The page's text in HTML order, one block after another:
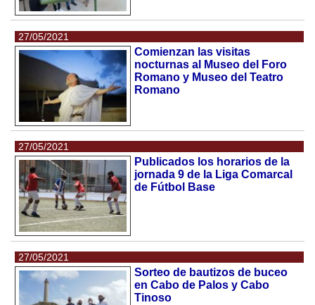
27/05/2021
Comienzan las visitas
nocturnas al Museo del Foro
Romano y Museo del Teatro
Romano
27/05/2021
Publicados los horarios de la
jornada 9 de la Liga Comarcal
de Fútbol Base
27/05/2021
Sorteo de bautizos de buceo
en Cabo de Palos y Cabo
Tinoso